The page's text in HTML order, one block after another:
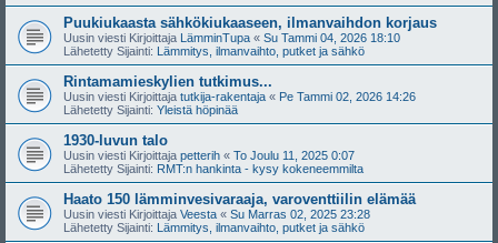
Puukiukaasta sähkökiukaaseen, ilmanvaihdon korjaus
Uusin viesti Kirjoittaja LämminTupa « Su Tammi 04, 2026 18:10
Lähetetty Sijainti: Lämmitys, ilmanvaihto, putket ja sähkö
Rintamamieskylien tutkimus...
Uusin viesti Kirjoittaja tutkija-rakentaja « Pe Tammi 02, 2026 14:26
Lähetetty Sijainti: Yleistä höpinää
1930-luvun talo
Uusin viesti Kirjoittaja petterih « To Joulu 11, 2025 0:07
Lähetetty Sijainti: RMT:n hankinta - kysy kokeneemmilta
Haato 150 lämminvesivaraaja, varoventtiilin elämää
Uusin viesti Kirjoittaja Veesta « Su Marras 02, 2025 23:28
Lähetetty Sijainti: Lämmitys, ilmanvaihto, putket ja sähkö